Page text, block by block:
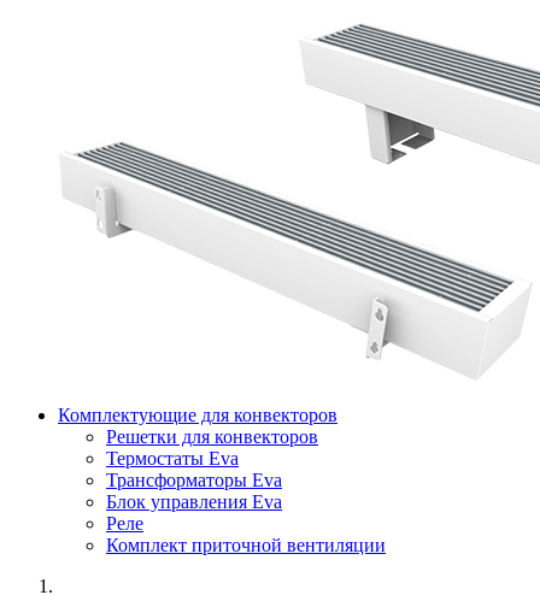
Комплектующие для конвекторов
Решетки для конвекторов
Термостаты Eva
Трансформаторы Eva
Блок управления Eva
Реле
Комплект приточной вентиляции